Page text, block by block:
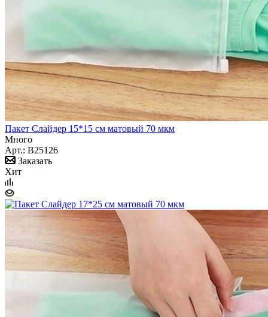
Пакет Слайдер 15*15 см матовый 70 мкм
Много
Арт.: B25126
Заказать
Хит